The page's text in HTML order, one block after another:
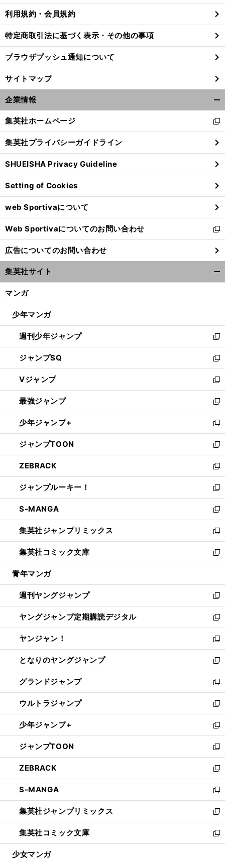
利用規約・会員規約
特定商取引法に基づく表示・その他の事項
ブラウザプッシュ通知について
サイトマップ
企業情報
閉
る
集英社ホームページ
新
し
い
ウ
ィ
ン
ド
ウ
で
開
く
集英社プライバシーガイドライン
SHUEISHA Privacy Guideline
Setting of Cookies
web Sportivaについて
Web Sportivaについてのお問い合わせ
新
し
い
ウ
ィ
ン
ウ
開
く
広告についてのお問い合わせ
集英社サイト
マンガ
少年マンガ
週刊少年ジャンプ
新
し
い
ウ
ィ
ン
ド
ウ
で
開
く
ジャンプSQ
新
し
い
ウ
ィ
ン
ド
ウ
で
開
く
Vジャンプ
新
し
い
ウ
ィ
ン
ド
ウ
で
開
く
最強ジャンプ
新
し
い
ウ
ィ
ン
ド
ウ
で
開
く
少年ジャンプ+
新
し
い
ウ
ィ
ン
ド
ウ
で
開
く
ジャンプTOON
新
し
い
ウ
ィ
ン
ド
ウ
で
開
く
ZEBRACK
新
し
い
ウ
ィ
ン
ド
ウ
で
開
ジャンプルーキー！
新
し
い
ウ
ィ
ン
ド
ウ
開
く
S-MANGA
新
し
い
ウ
ィ
ン
ウ
で
開
く
集英社ジャンプリミックス
新
し
い
ウ
ン
ド
ウ
で
開
く
集英社コミック文庫
新
し
ウ
ィ
ン
ド
ウ
で
開
く
青年マンガ
週刊ヤングジャンプ
新
し
い
ウ
ィ
ン
ド
ウ
で
開
く
ヤングジャンプ定期購読デジタル
新
し
い
ウ
ィ
ン
ド
ウ
で
開
く
ヤンジャン！
新
し
い
ウ
ィ
ン
ド
ウ
で
開
く
となりのヤングジャンプ
新
し
い
ウ
ィ
ン
ド
ウ
で
開
く
グランドジャンプ
新
し
い
ウ
ィ
ン
ド
ウ
で
開
く
ウルトラジャンプ
新
し
い
ウ
ィ
ン
ド
ウ
で
開
く
少年ジャンプ+
新
し
い
ウ
ィ
ン
ド
ウ
で
開
く
ジャンプTOON
新
し
い
ウ
ィ
ン
ド
ウ
で
開
ZEBRACK
新
し
い
ウ
ィ
ン
ド
ウ
S-MANGA
新
し
い
ウ
ィ
ン
集英社ジャンプリミックス
新
し
い
ウ
集英社コミック文庫
新
し
少女マンガ